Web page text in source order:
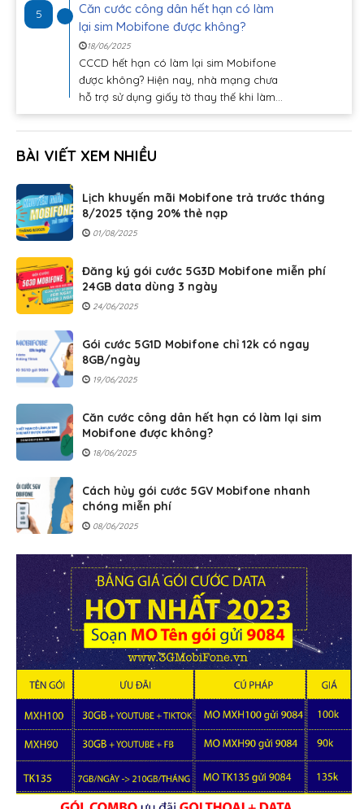
5
Căn cước công dân hết hạn có làm
lại sim Mobifone được không?
18/06/2025
CCCD hết hạn có làm lại sim Mobifone
được không? Hiện nay, nhà mạng chưa
hỗ trợ sử dụng giấy tờ thay thế khi làm...
BÀI VIẾT XEM NHIỀU
Lịch khuyến mãi Mobifone trả trước tháng
8/2025 tặng 20% thẻ nạp
01/08/2025
Đăng ký gói cước 5G3D Mobifone miễn phí
24GB data dùng 3 ngày
24/06/2025
Gói cước 5G1D Mobifone chỉ 12k có ngay
8GB/ngày
19/06/2025
Căn cước công dân hết hạn có làm lại sim
Mobifone được không?
18/06/2025
Cách hủy gói cước 5GV Mobifone nhanh
chóng miễn phí
08/06/2025